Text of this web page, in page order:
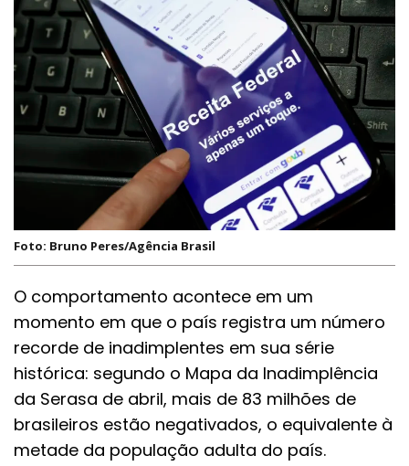
Foto: Bruno Peres/Agência Brasil
O comportamento acontece em um
momento em que o país registra um número
recorde de inadimplentes em sua série
histórica: segundo o Mapa da Inadimplência
da Serasa de abril, mais de 83 milhões de
brasileiros estão negativados, o equivalente à
metade da população adulta do país.